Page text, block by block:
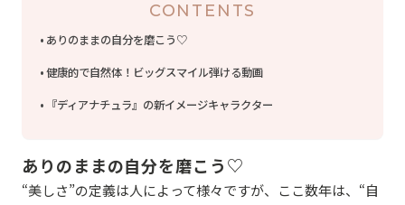
CONTENTS
ありのままの自分を磨こう♡
健康的で自然体！ビッグスマイル弾ける動画
『ディアナチュラ』の新イメージキャラクター
ありのままの自分を磨こう♡
“美しさ”の定義は人によって様々ですが、ここ数年は、“自